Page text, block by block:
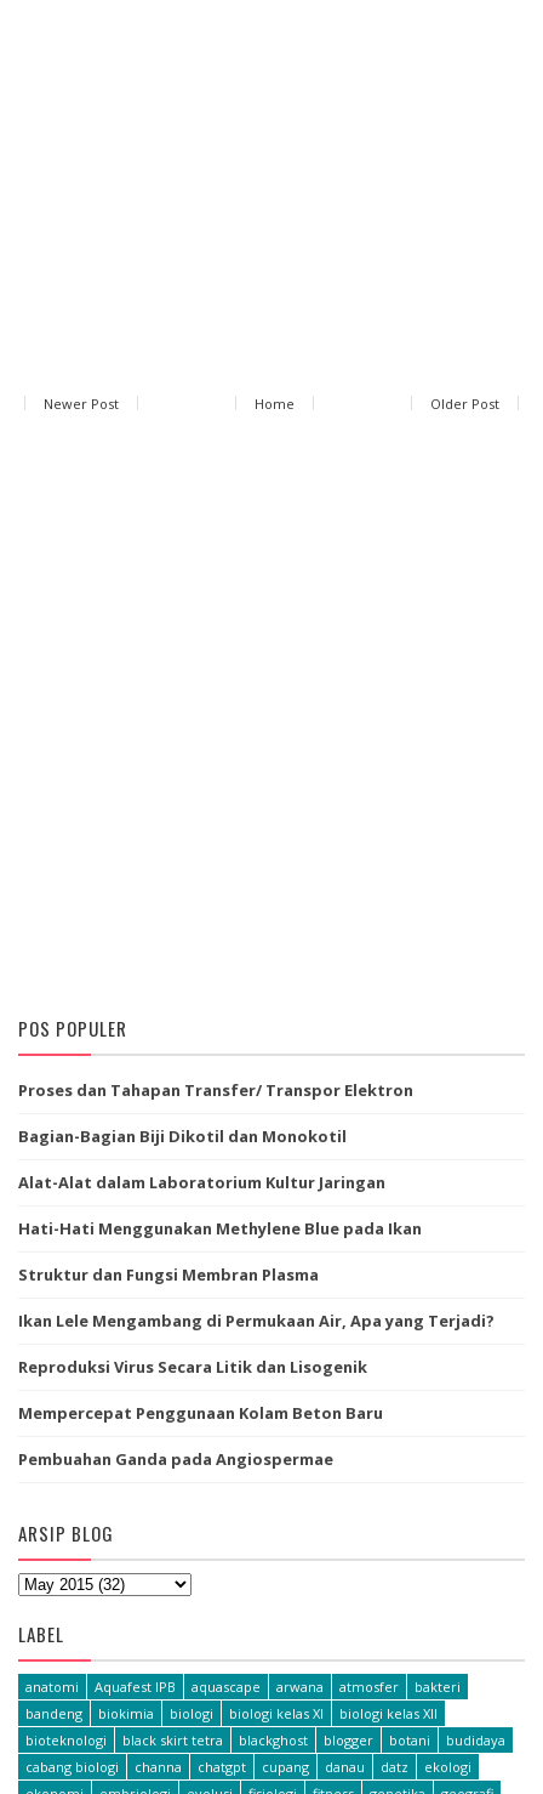
Newer Post Older Post
Home
POS POPULER
Proses dan Tahapan Transfer/ Transpor Elektron
Bagian-Bagian Biji Dikotil dan Monokotil
Alat-Alat dalam Laboratorium Kultur Jaringan
Hati-Hati Menggunakan Methylene Blue pada Ikan
Struktur dan Fungsi Membran Plasma
Ikan Lele Mengambang di Permukaan Air, Apa yang Terjadi?
Reproduksi Virus Secara Litik dan Lisogenik
Mempercepat Penggunaan Kolam Beton Baru
Pembuahan Ganda pada Angiospermae
ARSIP BLOG
LABEL
anatomi Aquafest IPB aquascape arwana atmosfer
bakteri
bandeng
biokimia biologi biologi kelas XI
biologi kelas XII
bioteknologi
black skirt tetra blackghost blogger botani
budidaya
cabang biologi
channa chatgpt cupang danau datz
ekologi